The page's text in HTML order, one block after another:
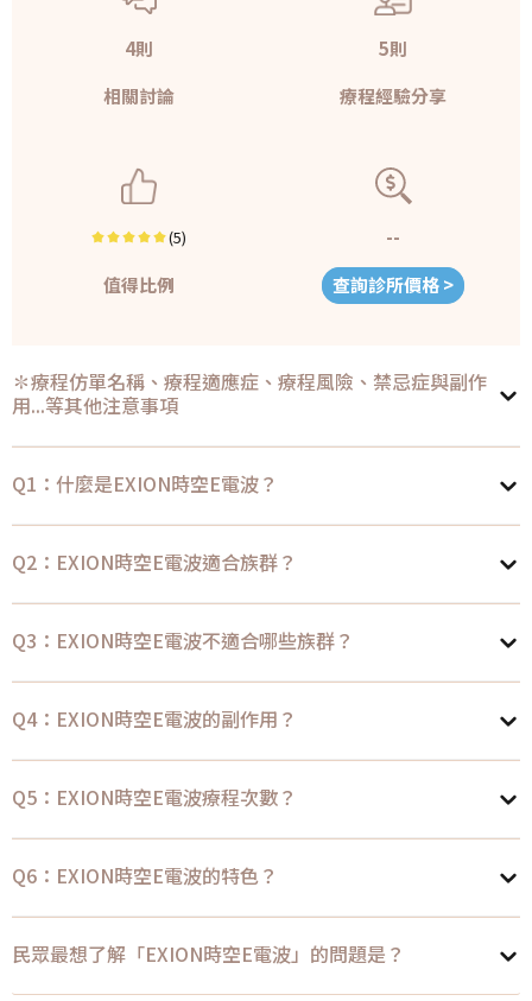
4則
相關討論
5則
療程經驗分享
(5)
值得比例
--
查詢診所價格 >
✽療程仿單名稱、療程適應症、療程風險、禁忌症與副作
用...等其他注意事項
Q1：什麼是EXION時空E電波？
Q2：EXION時空E電波適合族群？
Q3：EXION時空E電波不適合哪些族群？
Q4：EXION時空E電波的副作用？
Q5：EXION時空E電波療程次數？
Q6：EXION時空E電波的特色？
民眾最想了解「EXION時空E電波」的問題是？